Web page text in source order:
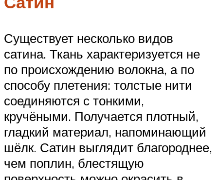
Существует несколько видов
сатина. Ткань характеризуется не
по происхождению волокна, а по
способу плетения: толстые нити
соединяются с тонкими,
кручёными. Получается плотный,
гладкий материал, напоминающий
шёлк. Сатин выглядит благороднее,
чем поплин, блестящую